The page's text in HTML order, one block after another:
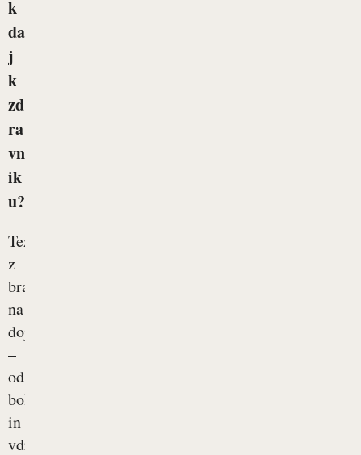
k
da
j
k
zd
ra
vn
ik
u?
Težave
z
bradavicami
na
dojkah
–
od
bolečih
in
vdrtih